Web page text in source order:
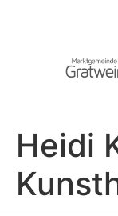
Heidi